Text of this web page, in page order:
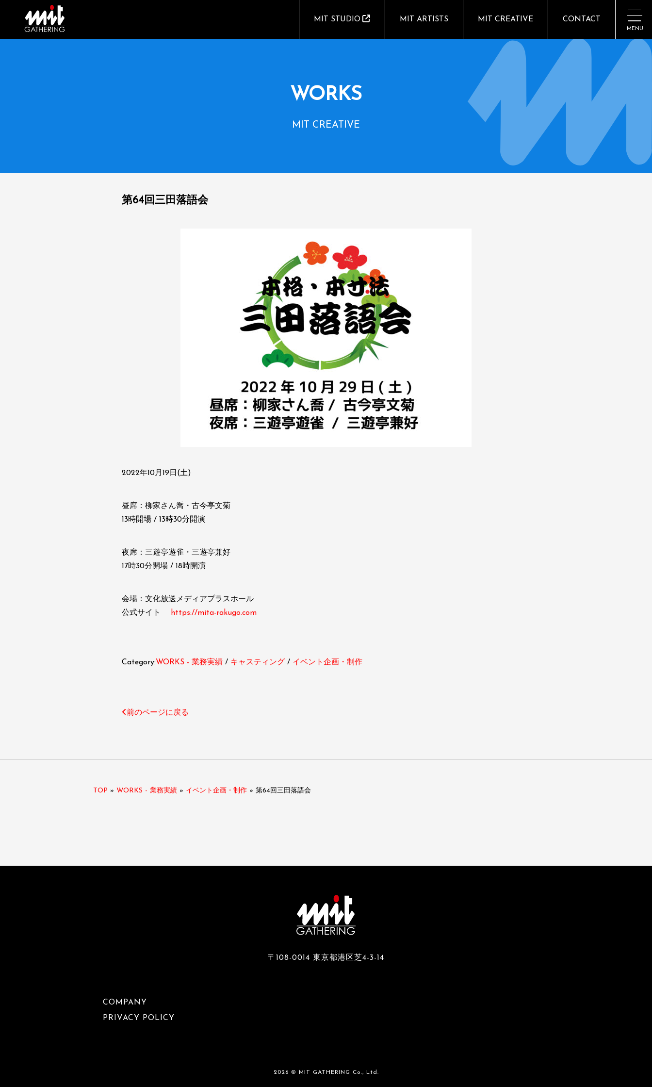
MIT STUDIO MIT ARTISTS MIT CREATIVE CONTACT
MENU
WORKS
MIT CREATIVE
第64回三田落語会
2022年10月19日(土)
昼席：柳家さん喬・古今亭文菊
13時開場 / 13時30分開演
夜席：三遊亭遊雀・三遊亭兼好
17時30分開場 / 18時開演
会場：文化放送メディアプラスホール
公式サイト
https://mita-rakugo.com
Category:WORKS - 業務実績 キャスティング イベント企画・制作
前のページに戻る
TOP » WORKS - 業務実績 » イベント企画・制作 » 第64回三田落語会
〒108-0014 東京都港区芝4-3-14
COMPANY
PRIVACY POLICY
2026 © MIT GATHERING Co., Ltd.